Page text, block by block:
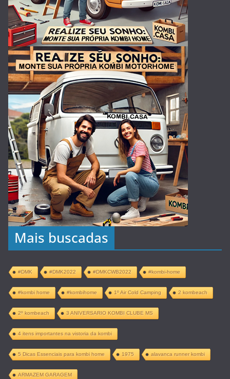
Mais buscadas
#DMK #DMK2022 #DMKCWB2022 #kombi-home
#kombi home #kombihome 1º Air Cold Camping 2 kombeach
2º kombeach 3 ANIVERSARIO KOMBI CLUBE MS
4 itens importantes na vistoria da kombi
5 Dicas Essenciais para kombi home 1975 alavanca runner kombi
ARMAZEM GARAGEM